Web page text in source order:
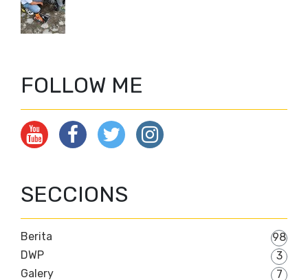
FOLLOW ME
SECCIONS
Berita
98
DWP
3
Galery
7